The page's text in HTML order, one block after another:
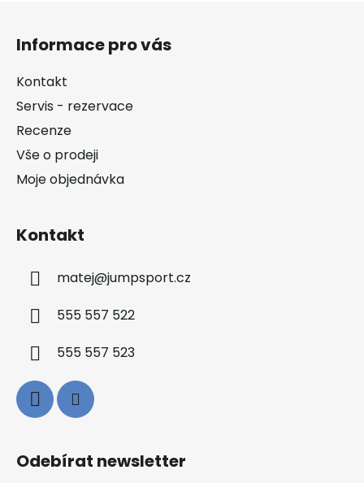
Informace pro vás
Kontakt
Servis - rezervace
Recenze
Vše o prodeji
Moje objednávka
Kontakt
matej@jumpsport.cz
555 557 522
555 557 523
Odebírat newsletter